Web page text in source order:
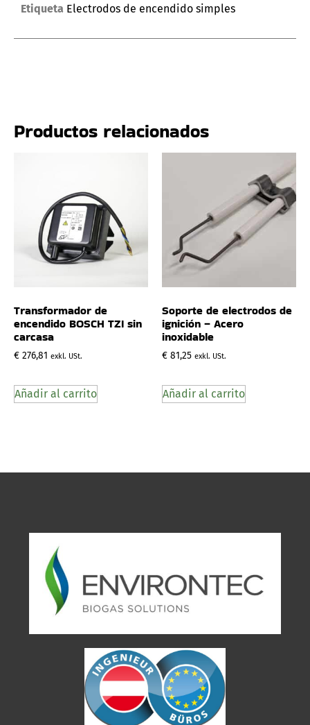
Productos relacionados
Transformador de
encendido BOSCH TZI sin
carcasa
€ 276,81 exkl. USt.
Añadir al carrito
Soporte de electrodos de
ignición – Acero
inoxidable
€ 81,25 exkl. USt.
Añadir al carrito
Etiqueta Electrodos de encendido simples